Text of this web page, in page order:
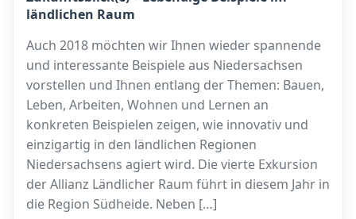
ländlichen Raum
Auch 2018 möchten wir Ihnen wieder spannende
und interessante Beispiele aus Niedersachsen
vorstellen und Ihnen entlang der Themen: Bauen,
Leben, Arbeiten, Wohnen und Lernen an
konkreten Beispielen zeigen, wie innovativ und
einzigartig in den ländlichen Regionen
Niedersachsens agiert wird. Die vierte Exkursion
der Allianz Ländlicher Raum führt in diesem Jahr in
die Region Südheide. Neben […]